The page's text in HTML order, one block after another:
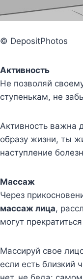
© DepositPhotos
Активность
Не позволяй
ступенькам, не
Активность важна
образу жизни, ты
наступление
Массаж
Через
массаж лица,
могут
Массируй свое
если есть близкий